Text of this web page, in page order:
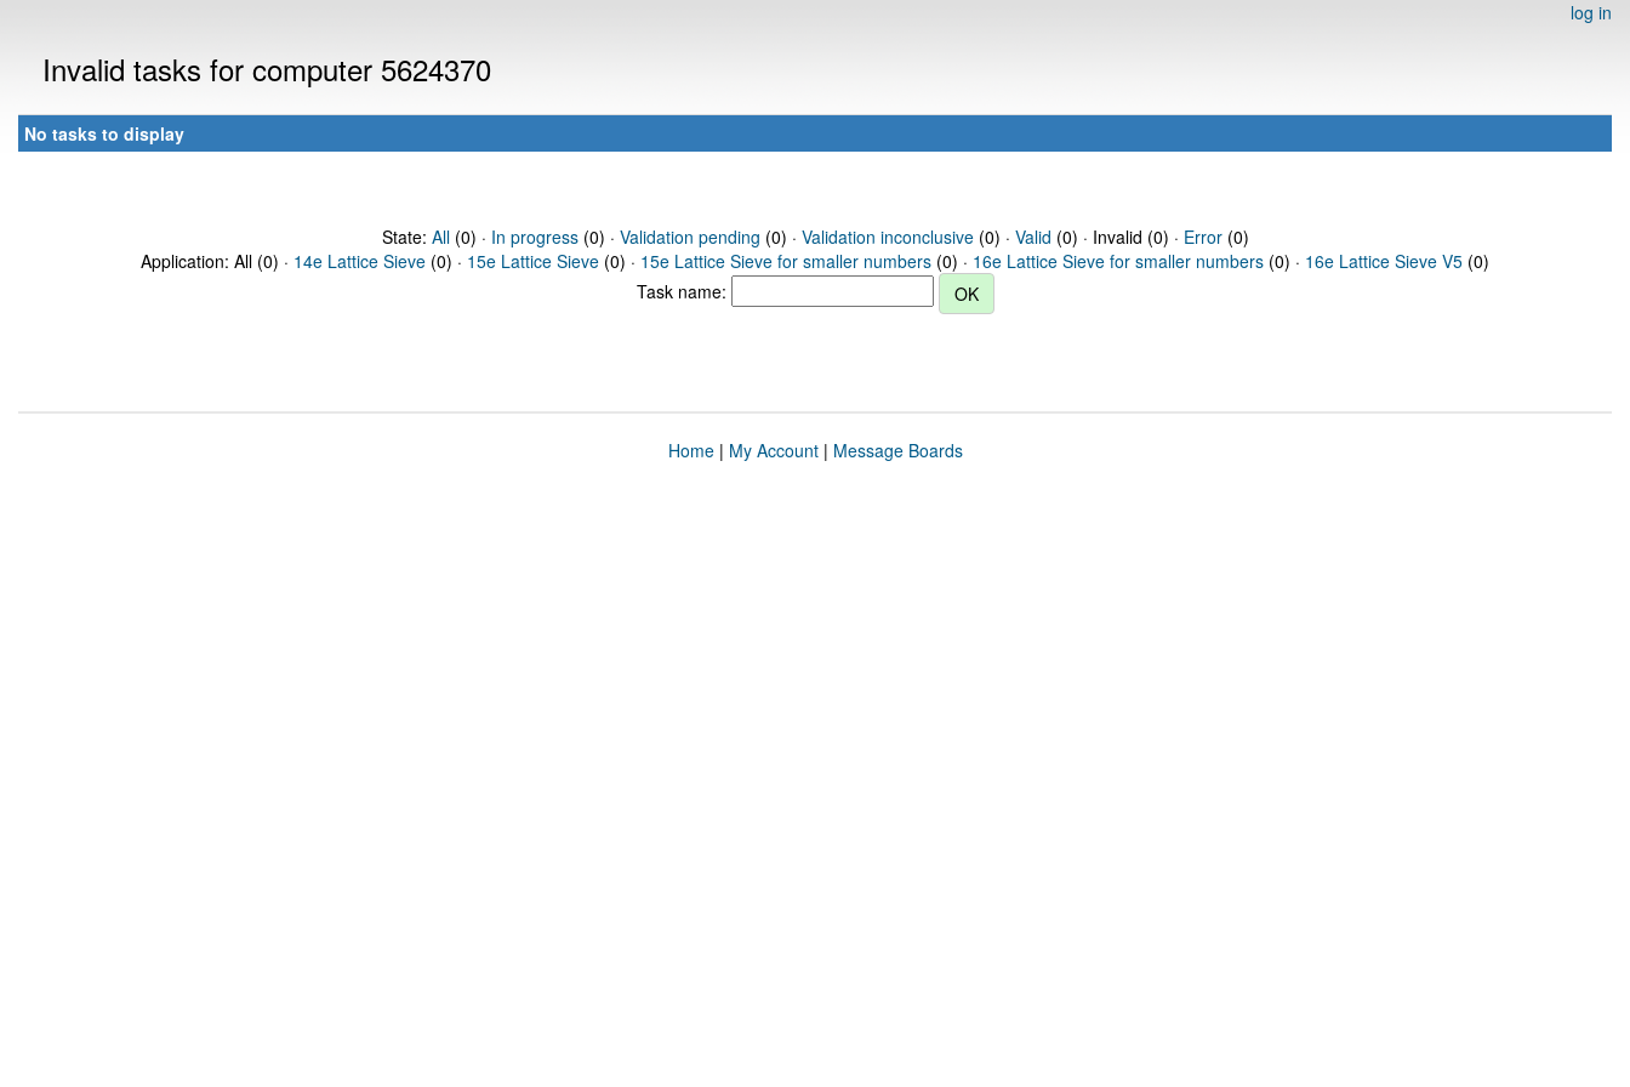
log in
Invalid tasks for computer 5624370
No tasks to display
State: All(0) · In progress(0) · Validation pending (0) · Validation inconclusive(0) · Valid (0) · Invalid (0) · Error(0)
Application: All (0) · 14e Lattice Sieve (0) · 15e Lattice Sieve (0) · 15e Lattice Sieve for smaller numbers (0) · 16e Lattice Sieve for smaller numbers (0) · 16e Lattice Sieve V5 (0)
Task name:
Home| My Account| Message Boards